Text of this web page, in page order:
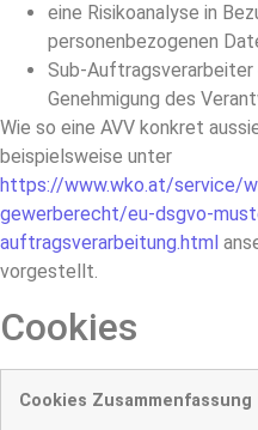
eine Risikoanalyse in
personenbezogenen
Sub-
Genehmigung des
Wie so eine AVV konkret
beispielsweise unter
https://www.wko.at/service/
gewerberecht/eu-dsgvo-
auftragsverarbeitung.html
vorgestellt.
Cookies
Cookies Zusammenfassung